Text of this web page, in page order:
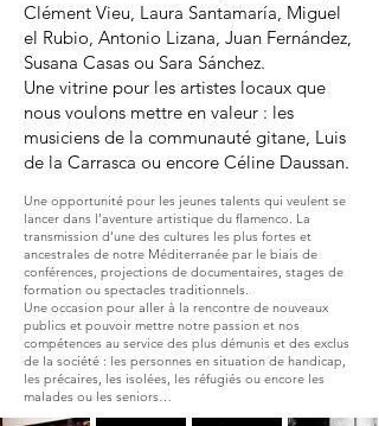
Clément Vieu, Laura Santamaría, Miguel
el Rubio, Antonio Lizana, Juan Fernández,
Susana Casas ou Sara Sánchez.
Une vitrine pour les artistes locaux que
nous voulons mettre en valeur : les
musiciens de la communauté gitane, Luis
de la Carrasca ou encore Céline Daussan.
Une opportunité pour les jeunes talents qui veulent se
lancer dans l’aventure artistique du flamenco. La
transmission d’une des cultures les plus fortes et
ancestrales de notre Méditerranée par le biais de
conférences, projections de documentaires, stages de
formation ou spectacles traditionnels.
Une occasion pour aller à la rencontre de nouveaux
publics et pouvoir mettre notre passion et nos
compétences au service des plus démunis et des exclus
de la société : les personnes en situation de handicap,
les précaires, les isolées, les réfugiés ou encore les
malades ou les seniors…